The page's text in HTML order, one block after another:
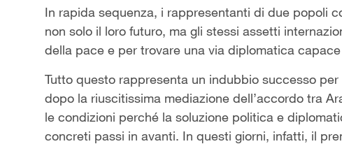
In rapida sequenza, i rappresentanti di due popoli
non solo il loro futuro, ma gli stessi assetti
della pace e per trovare una via diplomatica
Tutto questo rappresenta un indubbio successo
dopo la riuscitissima mediazione dell’accordo tra
le condizioni perché la soluzione politica e
concreti passi in avanti. In questi giorni, infatti, il